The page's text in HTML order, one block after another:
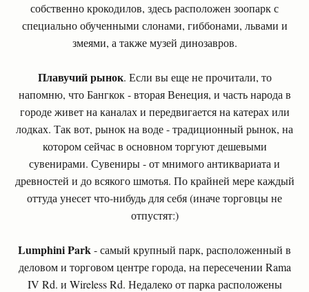
собственно крокодилов, здесь расположен зоопарк с
специально обученными слонами, гиббонами, львами и
змеями, а также музей динозавров.
Плавучий рынок. Если вы еще не прочитали, то
напомню, что Бангкок - вторая Венеция, и часть народа в
городе живет на каналах и передвигается на катерах или
лодках. Так вот, рынок на воде - традиционный рынок, на
котором сейчас в основном торгуют дешевыми
сувенирами. Сувениры - от мнимого антиквариата и
древностей и до всякого шмотья. По крайней мере каждый
оттуда унесет что-нибудь для себя (иначе торговцы не
отпустят:)
Lumphini Park- самый крупный парк, расположенный в
деловом и торговом центре города, на пересечении Rama
IV Rd. и Wireless Rd. Недалеко от парка расположены